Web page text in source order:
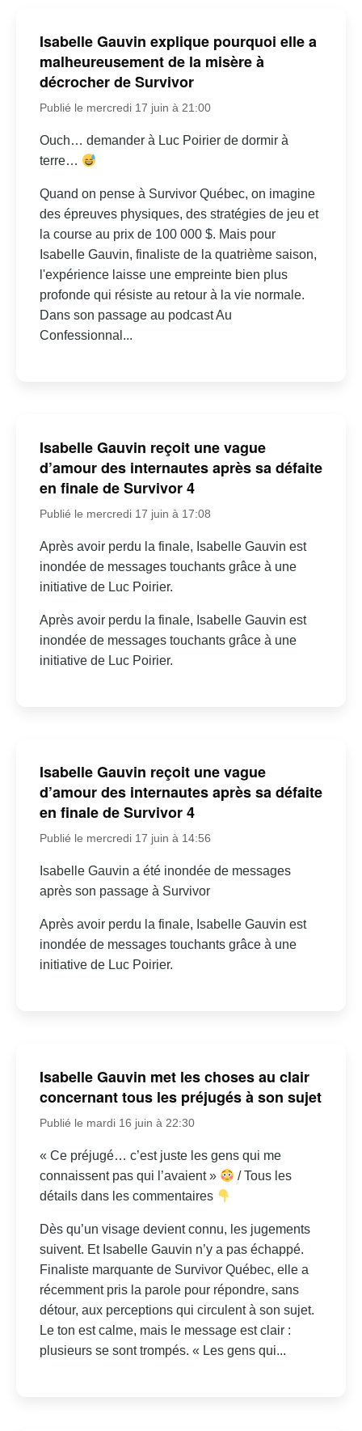
Isabelle Gauvin explique pourquoi elle a
malheureusement de la misère à
décrocher de Survivor
Publié le mercredi 17 juin à 21:00
Ouch… demander à Luc Poirier de dormir à
terre…
Quand on pense à Survivor Québec, on imagine
des épreuves physiques, des stratégies de jeu et
la course au prix de 100 000 $. Mais pour
Isabelle Gauvin, finaliste de la quatrième saison,
l'expérience laisse une empreinte bien plus
profonde qui résiste au retour à la vie normale.
Dans son passage au podcast Au
Confessionnal...
Isabelle Gauvin reçoit une vague
d’amour des internautes après sa défaite
en finale de Survivor 4
Publié le mercredi 17 juin à 17:08
Après avoir perdu la finale, Isabelle Gauvin est
inondée de messages touchants grâce à une
initiative de Luc Poirier.
Après avoir perdu la finale, Isabelle Gauvin est
inondée de messages touchants grâce à une
initiative de Luc Poirier.
Isabelle Gauvin reçoit une vague
d’amour des internautes après sa défaite
en finale de Survivor 4
Publié le mercredi 17 juin à 14:56
Isabelle Gauvin a été inondée de messages
après son passage à Survivor
Après avoir perdu la finale, Isabelle Gauvin est
inondée de messages touchants grâce à une
initiative de Luc Poirier.
Isabelle Gauvin met les choses au clair
concernant tous les préjugés à son sujet
Publié le mardi 16 juin à 22:30
« Ce préjugé… c’est juste les gens qui me
connaissent pas qui l’avaient »
/ Tous les
détails dans les commentaires
Dès qu’un visage devient connu, les jugements
suivent. Et Isabelle Gauvin n’y a pas échappé.
Finaliste marquante de Survivor Québec, elle a
récemment pris la parole pour répondre, sans
détour, aux perceptions qui circulent à son sujet.
Le ton est calme, mais le message est clair :
plusieurs se sont trompés. « Les gens qui...